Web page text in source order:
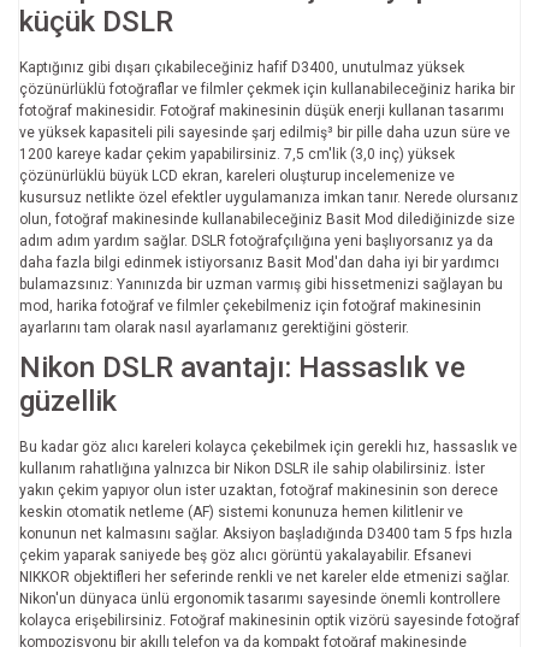
küçük DSLR
Kaptığınız gibi dışarı çıkabileceğiniz hafif D3400, unutulmaz yüksek
çözünürlüklü fotoğraflar ve filmler çekmek için kullanabileceğiniz harika bir
fotoğraf makinesidir. Fotoğraf makinesinin düşük enerji kullanan tasarımı
ve yüksek kapasiteli pili sayesinde şarj edilmiş³ bir pille daha uzun süre ve
1200 kareye kadar çekim yapabilirsiniz. 7,5 cm'lik (3,0 inç) yüksek
çözünürlüklü büyük LCD ekran, kareleri oluşturup incelemenize ve
kusursuz netlikte özel efektler uygulamanıza imkan tanır. Nerede olursanız
olun, fotoğraf makinesinde kullanabileceğiniz Basit Mod dilediğinizde size
adım adım yardım sağlar. DSLR fotoğrafçılığına yeni başlıyorsanız ya da
daha fazla bilgi edinmek istiyorsanız Basit Mod'dan daha iyi bir yardımcı
bulamazsınız: Yanınızda bir uzman varmış gibi hissetmenizi sağlayan bu
mod, harika fotoğraf ve filmler çekebilmeniz için fotoğraf makinesinin
ayarlarını tam olarak nasıl ayarlamanız gerektiğini gösterir.
Nikon DSLR avantajı: Hassaslık ve
güzellik
Bu kadar göz alıcı kareleri kolayca çekebilmek için gerekli hız, hassaslık ve
kullanım rahatlığına yalnızca bir Nikon DSLR ile sahip olabilirsiniz. İster
yakın çekim yapıyor olun ister uzaktan, fotoğraf makinesinin son derece
keskin otomatik netleme (AF) sistemi konunuza hemen kilitlenir ve
konunun net kalmasını sağlar. Aksiyon başladığında D3400 tam 5 fps hızla
çekim yaparak saniyede beş göz alıcı görüntü yakalayabilir. Efsanevi
NIKKOR objektifleri her seferinde renkli ve net kareler elde etmenizi sağlar.
Nikon'un dünyaca ünlü ergonomik tasarımı sayesinde önemli kontrollere
kolayca erişebilirsiniz. Fotoğraf makinesinin optik vizörü sayesinde fotoğraf
kompozisyonu bir akıllı telefon ya da kompakt fotoğraf makinesinde